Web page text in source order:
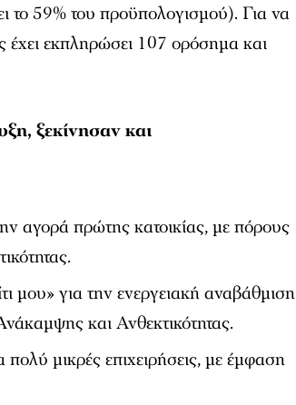
το 59% του προϋπολογισμού). Για να
εκπληρώσει 107 ορόσημα και
ξεκίνησαν και
αγορά πρώτης κατοικίας, με πόρους
μου» για την ενεργειακή αναβάθμιση
και Ανθεκτικότητας.
μικρές επιχειρήσεις, με έμφαση